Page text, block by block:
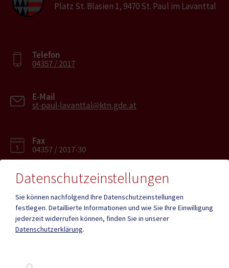
Platz St. Blasien 1, 9470 St. Paul im Lavanttal
Telefon
04357 / 2017
E-Mail
st-paul-lavanttal@ktn.gde.at
Fax
04357 / 2017-30
Mehr
Datenschutzeinstellungen
Sie können nachfolgend Ihre Datenschutzeinstellungen
festlegen. Detaillierte Informationen und wie Sie Ihre Einwilligung
jederzeit widerrufen können, finden Sie in unserer
Datenschutzerklärung.